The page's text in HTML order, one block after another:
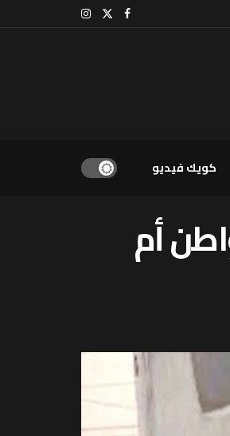
كويك فيديو
أم